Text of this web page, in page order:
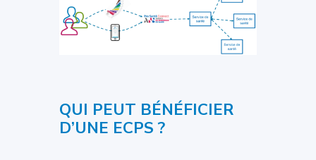
QUI PEUT BÉNÉFICIER
D’UNE ECPS ?